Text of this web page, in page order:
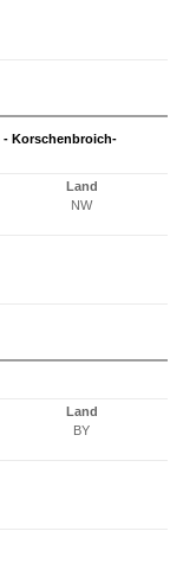
- Korschenbroich-
Land
NW
Land
BY